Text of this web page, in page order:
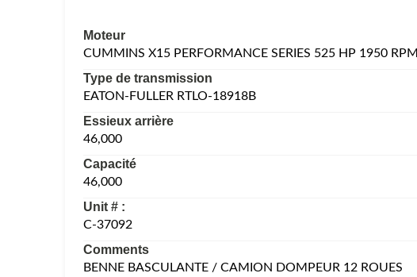
Moteur
CUMMINS X15 PERFORMANCE SERIES 525 HP 1950 RPM
Type de transmission
EATON-FULLER RTLO-18918B
Essieux arrière
46,000
Capacité
46,000
Unit # :
C-37092
Comments
BENNE BASCULANTE / CAMION DOMPEUR 12 ROUES